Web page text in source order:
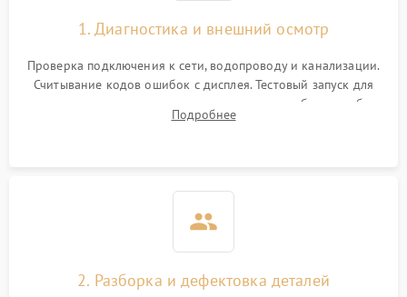
1. Диагностика и внешний осмотр
Проверка подключения к сети, водопроводу и канализации.
Считывание кодов ошибок с дисплея. Тестовый запуск для
выявления посторонних шумов, протечек или сбоев в работе
электронного модуля управления.
Подробнее
2. Разборка и дефектовка деталей